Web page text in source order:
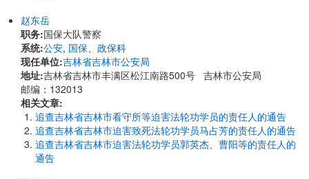
赵东岳
职务:国保大队警察
系统:公安, 国保、政保科
现任单位:吉林省吉林市公安局
地址:吉林省吉林市丰满区松江南路500号 吉林市公安局
邮编：132013
相关文章:
追查吉林省吉林市看守所等迫害法轮功学员的责任人的通告
追查吉林省吉林市迫害致死法轮功学员马占芳的责任人的通告
追查吉林省吉林市迫害法轮功学员郭英杰、曹阳等的责任人的
通告